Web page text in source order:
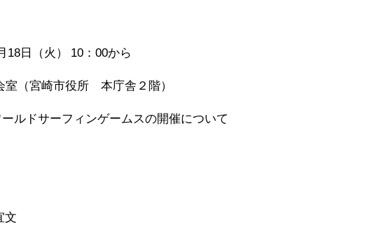
（火） 10：00から
宮崎市役所 本庁舎２階）
ルドサーフィンゲームスの開催について
文